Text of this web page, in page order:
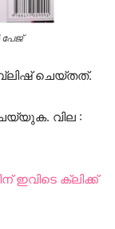
ചെയ്തത്.
വില :
ക്ലിക്ക്